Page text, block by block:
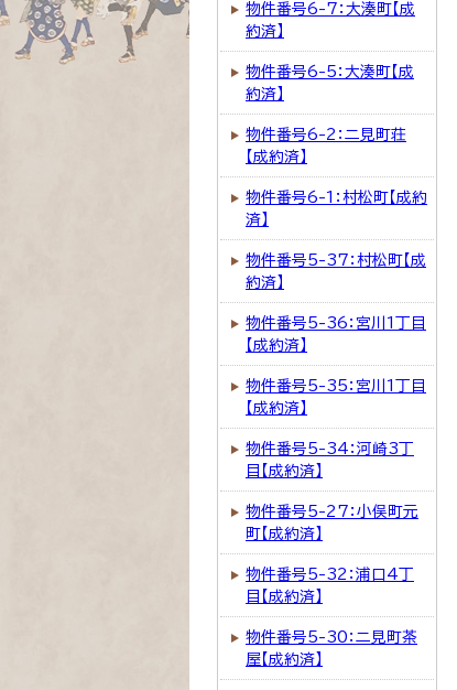
物件番号6-7：大湊町【成
約済】
物件番号6-5：大湊町【成
約済】
物件番号6-2：二見町荘
【成約済】
物件番号6-1：村松町【成約
済】
物件番号5-37：村松町【成
約済】
物件番号5-36：宮川1丁目
【成約済】
物件番号5-35：宮川1丁目
【成約済】
物件番号5-34：河崎3丁
目【成約済】
物件番号5-27：小俣町元
町【成約済】
物件番号5-32：浦口4丁
目【成約済】
物件番号5-30：二見町茶
屋【成約済】